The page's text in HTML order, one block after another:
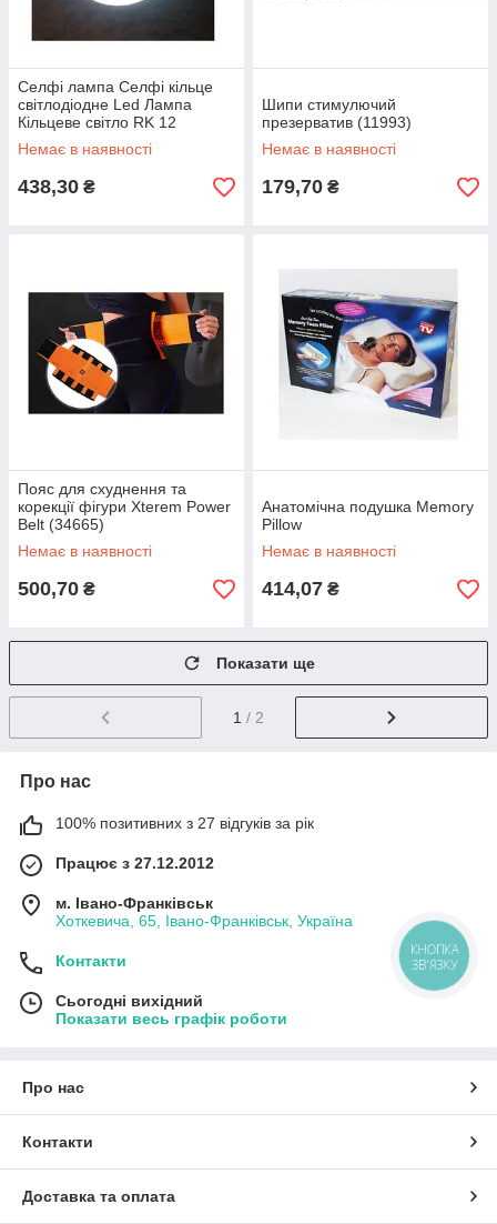
Селфі лампа Селфі кільце
світлодіодне Led Лампа
Кільцеве світло RK 12
(36842)
Немає в наявності
438,30 ₴
Шипи стимулючий
презерватив (11993)
Немає в наявності
179,70 ₴
Пояс для схуднення та
корекції фігури Xterem Power
Belt (34665)
Немає в наявності
500,70 ₴
Анатомічна подушка Memory
Pillow
Немає в наявності
414,07 ₴
Показати ще
1 / 2
Про нас
100% позитивних з 27 відгуків за рік
Працює з 27.12.2012
м. Івано-Франківськ
Хоткевича, 65, Івано-Франківськ, Україна
Контакти
Сьогодні вихідний
Показати весь графік роботи
Про нас
Контакти
Доставка та оплата
КНОПКА
ЗВ'ЯЗКУ